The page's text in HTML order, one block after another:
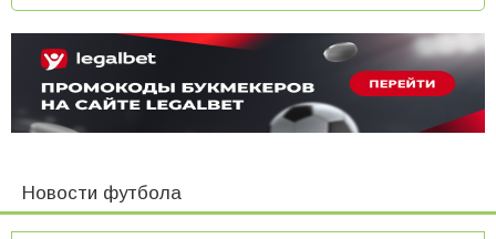
Новости футбола